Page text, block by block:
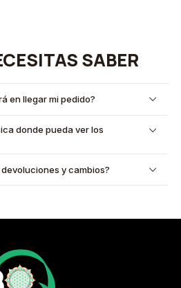
SABER
en llegar mi pedido?
donde pueda ver los
y cambios?